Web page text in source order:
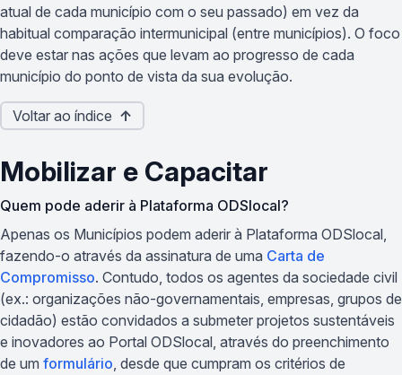
atual de cada município com o seu passado) em vez da
habitual comparação intermunicipal (entre municípios). O foco
deve estar nas ações que levam ao progresso de cada
município do ponto de vista da sua evolução.
Voltar ao índice ↑
Mobilizar e Capacitar
Quem pode aderir à Plataforma ODSlocal?
Apenas os Municípios podem aderir à Plataforma ODSlocal,
fazendo-o através da assinatura de uma Carta de
Compromisso. Contudo, todos os agentes da sociedade civil
(ex.: organizações não-governamentais, empresas, grupos de
cidadão) estão convidados a submeter projetos sustentáveis
e inovadores ao Portal ODSlocal, através do preenchimento
de um formulário, desde que cumpram os critérios de